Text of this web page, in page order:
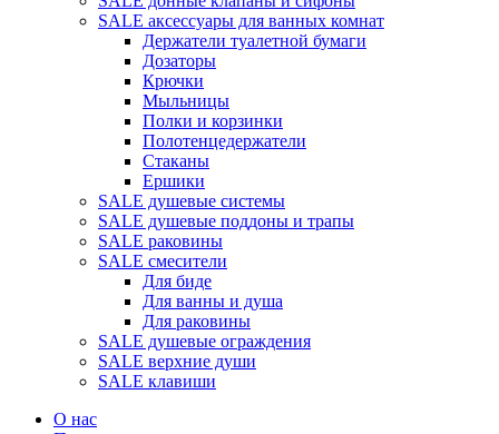
SALE аксессуары для ванных комнат
Держатели туалетной бумаги
Дозаторы
Крючки
Мыльницы
Полки и корзинки
Полотенцедержатели
Стаканы
Ершики
SALE душевые системы
SALE душевые поддоны и трапы
SALE раковины
SALE смесители
Для биде
Для ванны и душа
Для раковины
SALE душевые ограждения
SALE верхние души
SALE клавиши
О нас